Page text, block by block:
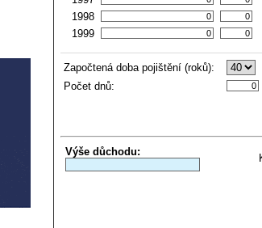
1998
1999
Započtená doba pojištění (roků):
Počet dnů:
Výše důchodu: